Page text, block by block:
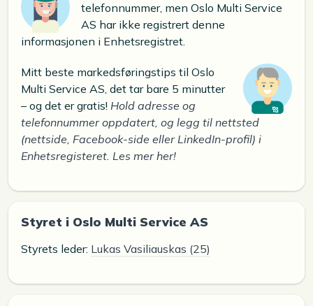
telefonnummer, men Oslo Multi Service
AS har ikke registrert denne
informasjonen i Enhetsregistret.
Mitt beste markedsføringstips til Oslo
Multi Service AS, det tar bare 5 minutter
– og det er gratis! Hold adresse og
telefonnummer oppdatert, og legg til nettsted
(nettside, Facebook-side eller LinkedIn-profil) i
Enhetsregisteret. Les mer her!
Styret i Oslo Multi Service AS
Styrets leder: Lukas Vasiliauskas (25)